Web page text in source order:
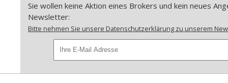
Sie wollen keine Aktion eines Brokers und kein neues
Newsletter:
Bitte nehmen Sie unsere Datenschutzerklärung zu unserem